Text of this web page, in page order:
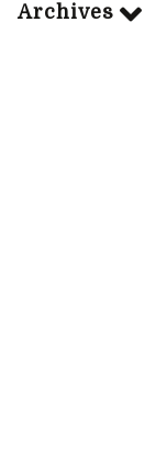
Archives